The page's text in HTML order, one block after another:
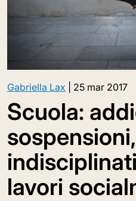
Gabriella Lax 25 mar 2017
Scuola:
lavori